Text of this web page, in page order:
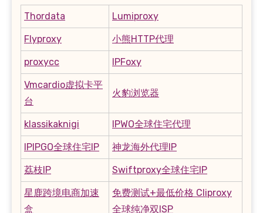
Thordata Lumiproxy
Flyproxy 小熊HTTP代理
proxycc IPFoxy
Vmcardio虚拟卡平
台
火豹浏览器
klassikaknigi IPWO全球住宅代理
IPIPGO全球住宅IP 神龙海外代理IP
荔枝IP Swiftproxy全球住宅IP
星鹿跨境电商加速
盒
免费测试+最低价格 Cliproxy
全球纯净双ISP